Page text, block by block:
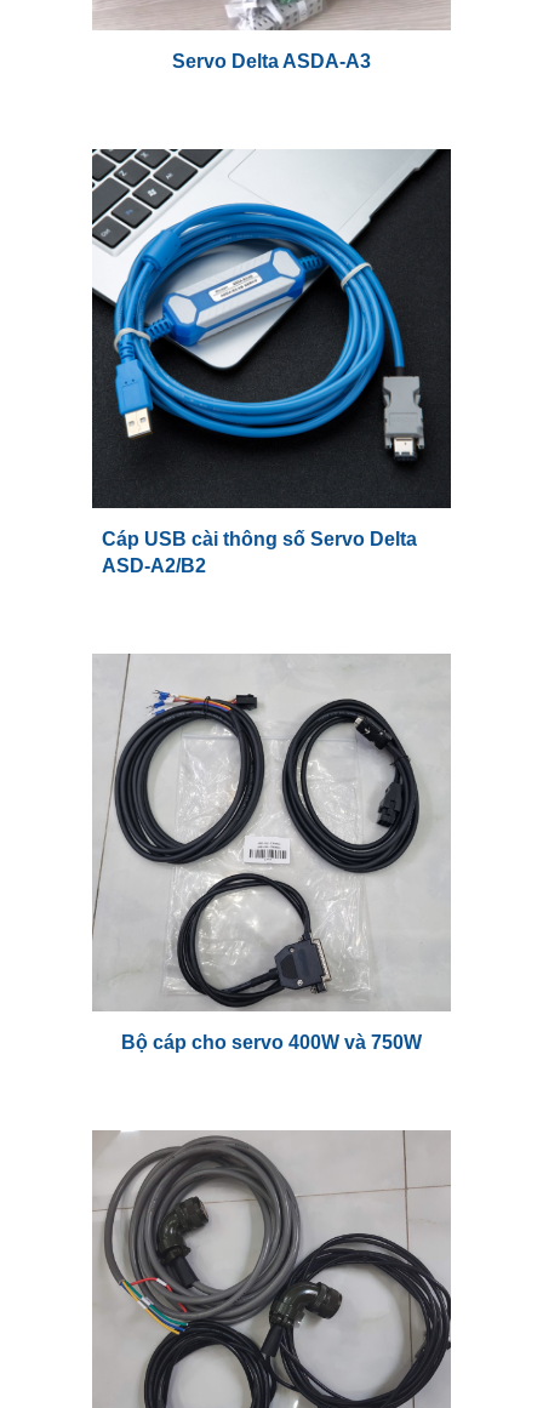
Servo Delta ASDA-A3
Cáp USB cài thông số Servo Delta
ASD-A2/B2
Bộ cáp cho servo 400W và 750W